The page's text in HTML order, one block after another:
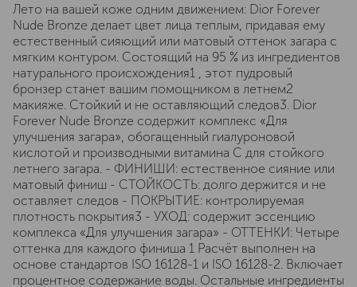
Лето на вашей коже одним движением: Dior Forever
Nude Bronze делает цвет лица теплым, придавая ему
естественный сияющий или матовый оттенок загара с
мягким контуром. Состоящий на 95 % из ингредиентов
натурального происхождения1 , этот пудровый
бронзер станет вашим помощником в летнем2
макияже. Стойкий и не оставляющий следов3. Dior
Forever Nude Bronze содержит комплекс «Для
улучшения загара», обогащенный гиалуроновой
кислотой и производными витамина С для стойкого
летнего загара. - ФИНИШИ: естественное сияние или
матовый финиш - СТОЙКОСТЬ: долго держится и не
оставляет следов - ПОКРЫТИЕ: контролируемая
плотность покрытия3 - УХОД: содержит эссенцию
комплекса «Для улучшения загара» - ОТТЕНКИ: Четыре
оттенка для каждого финиша 1 Расчёт выполнен на
основе стандартов ISO 16128-1 и ISO 16128-2. Включает
процентное содержание воды. Остальные ингредиенты